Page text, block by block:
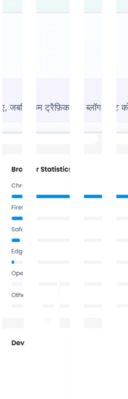
जबकि कम ट्रैफ़िक वाले ब्लॉग पोस्ट